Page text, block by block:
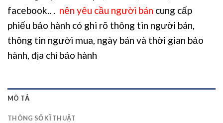
facebook.. . nên yêu cầu người bán cung cấp
phiếu bảo hành có ghi rõ thông tin người bán,
thông tin người mua, ngày bán và thời gian bảo
hành, địa chỉ bảo hành
MÔ TẢ
THÔNG SỐ KĨ THUẬT